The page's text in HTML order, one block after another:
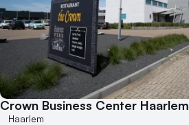
Crown Business Center Haarlem
Haarlem